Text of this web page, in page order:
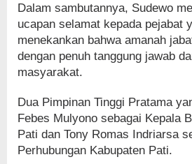
Dalam sambutannya, Sudewo
ucapan selamat kepada pejabat
menekankan bahwa amanah
dengan penuh tanggung jawab
masyarakat.
Dua Pimpinan Tinggi Pratama
Febes Mulyono sebagai Kepala
Pati dan Tony Romas Indriarsa
Perhubungan Kabupaten Pati.